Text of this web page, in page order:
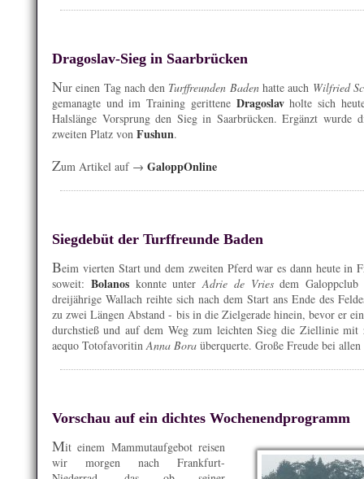
Dragoslav-Sieg in Saarbrücken
Nur einen Tag nach den Turffreunden Badenhatte auch Wilfried
gemanagte und im Training gerittene Dragoslavholte sich
Halslänge Vorsprung den Sieg in Saarbrücken. Ergänzt wurde
zweiten Platz von Fushun.
Zum Artikel auf → GaloppOnline
Siegdebüt der Turffreunde Baden
Beim vierten Start und dem zweiten Pferd war es dann heute
soweit: Bolanoskonnte unterAdrie de Vriesdem Galoppclub
dreijährige Wallach reihte sich nach dem Start ans Ende des
zu zwei Längen Abstand - bis in die Zielgerade hinein, bevor er
durchstieß und auf dem Weg zum leichten Sieg die Ziellinie
aequo TotofavoritinAnna Bora überquerte. Große Freude bei
Vorschau auf ein dichtes Wochenendprogramm
Mit einem Mammutaufgebot reisen
wir morgen nach Frankfurt-